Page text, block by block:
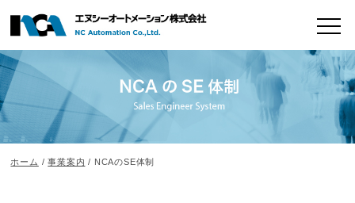
ホーム /事業案内 / NCAのSE体制